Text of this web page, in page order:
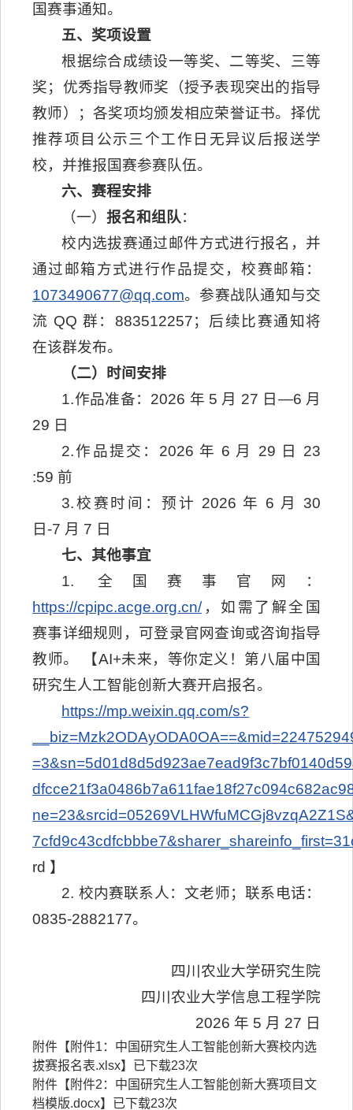
国赛事通知。
五、奖项设置
根据综合成绩设一等奖、二等奖、三等
奖；优秀指导教师奖（授予表现突出的指导
教师）；各奖项均颁发相应荣誉证书。择优
推荐项目公示三个工作日无异议后报送学
校，并推报国赛参赛队伍。
六、赛程安排
（一）报名和组队：
校内选拔赛通过邮件方式进行报名，并
通过邮箱方式进行作品提交，校赛邮箱：
1073490677@qq.com。参赛战队通知与交
流 QQ 群：883512257；后续比赛通知将
在该群发布。
（二）时间安排
1.作品准备：2026 年 5 月 27 日—6 月
29 日
2.作品提交：2026 年 6 月 29 日 23
:59 前
3.校赛时间：预计 2026 年 6 月 30
日-7 月 7 日
七、其他事宜
1. 全国赛事官网：
https://cpipc.acge.org.cn/，如需了解全国
赛事详细规则，可登录官网查询或咨询指导
教师。 【AI+未来，等你定义！第八届中国
研究生人工智能创新大赛开启报名。
https://mp.weixin.qq.com/s?
rd 】
2. 校内赛联系人：文老师；联系电话：
0835-2882177。
四川农业大学研究生院
四川农业大学信息工程学院
2026 年 5 月 27 日
附件【 附件1：中国研究生人工智能创新大赛校内选
拔赛报名表.xlsx】已下载23次
附件【 附件2：中国研究生人工智能创新大赛项目文
档模版.docx】已下载23次